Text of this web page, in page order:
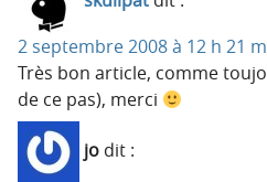
2 septembre 2008 à 12 h 21
Très bon article, comme
de ce pas), merci
jo dit :